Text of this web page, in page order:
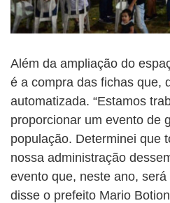
Além da ampliação do
é a compra das fichas que,
automatizada. “Estamos
proporcionar um evento de
população. Determinei que
nossa administração
evento que, neste ano,
disse o prefeito Mario